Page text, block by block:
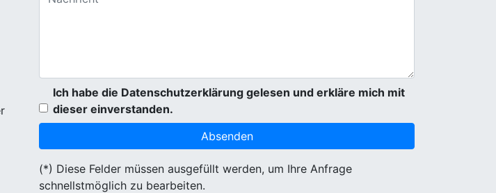
Ich habe die Datenschutzerklärung gelesen und erkläre mich mit
dieser einverstanden.
(*) Diese Felder müssen ausgefüllt werden, um Ihre Anfrage
schnellstmöglich zu bearbeiten.